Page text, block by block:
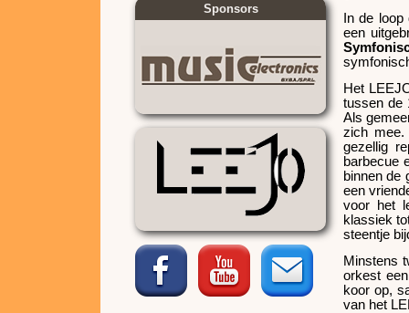
Sponsors
In de
een
Het
tussen de
Als
zich mee.
gezellig
barbecue
binnen de
een
voor het
klassiek
steentje
Minstens
orkest
koor op,
van het